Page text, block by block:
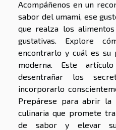
Acompáñenos en un
sabor del umami, ese
que realza los
gustativas. Explore
encontrarlo y cuál es su
moderna. Este
desentrañar los
incorporarlo
Prepárese para abrir la
culinaria que promete
de sabor y elevar